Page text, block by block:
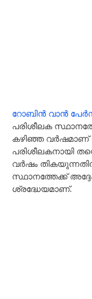
റോബിൻ വാൻ
പരിശീലക
കഴിഞ്ഞ വർഷമാണ്
പരിശീലകനായി
വർഷം
സ്ഥാനത്തേക്ക്
ശ്രദ്ധേയമാണ്.